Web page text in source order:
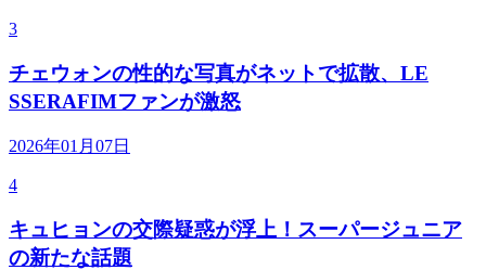
3
チェウォンの性的な写真がネットで拡散、LE
SSERAFIMファンが激怒
2026年01月07日
4
キュヒョンの交際疑惑が浮上！スーパージュニア
の新たな話題